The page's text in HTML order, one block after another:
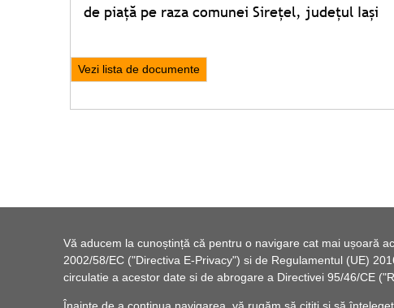
Vă aducem la cunoștință că pentru o navigare cat mai ușoară
2002/58/EC ("Directiva E-Privacy") si de Regulamentul (UE)
circulatie a acestor date si de abrogare a Directivei 95/46/CE
de piață pe raza comunei Sirețel, județul Iași
Vezi lista de documente